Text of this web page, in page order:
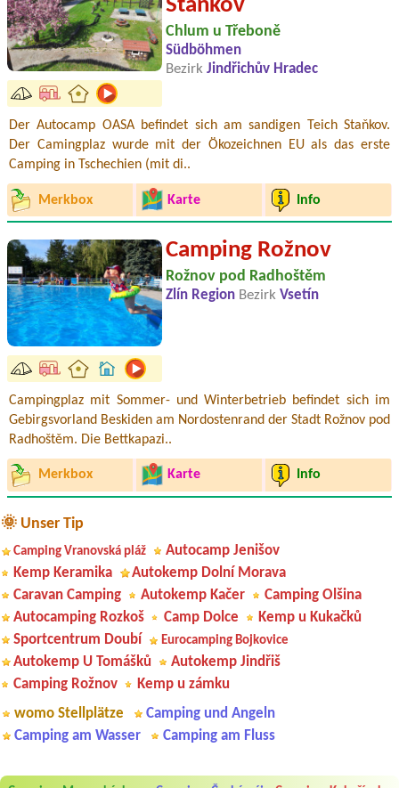
Staňkov
Chlum u Třeboně
Südböhmen
Bezirk Jindřichův Hradec
Der Autocamp OASA befindet sich am sandigen Teich Staňkov.
Der Camingplaz wurde mit der Ökozeichnen EU als das erste
Camping in Tschechien (mit di..
Merkbox Karte Info
Camping Rožnov
Rožnov pod Radhoštěm
Zlín Region Bezirk Vsetín
Campingplaz mit Sommer- und Winterbetrieb befindet sich im
Gebirgsvorland Beskiden am Nordostenrand der Stadt Rožnov pod
Radhoštěm. Die Bettkapazi..
Merkbox Karte Info
🌞 Unser Tip
Camping Vranovská pláž
Autocamp Jenišov
Kemp Keramika
Autokemp Dolní Morava
Caravan Camping
Autokemp Kačer
Camping Olšina
Autocamping Rozkoš
Camp Dolce
Kemp u Kukačků
Sportcentrum Doubí
Eurocamping Bojkovice
Autokemp U Tomášků
Autokemp Jindřiš
Camping Rožnov
Kemp u zámku
womo Stellplätze
Camping und Angeln
Camping am Wasser
Camping am Fluss